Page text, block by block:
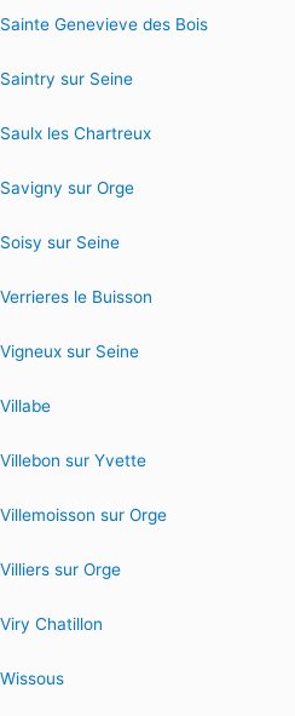
Genevieve des Bois
sur Seine
les Chartreux
sur Orge
sur Seine
le Buisson
sur Seine
sur Yvette
sur Orge
sur Orge
Chatillon